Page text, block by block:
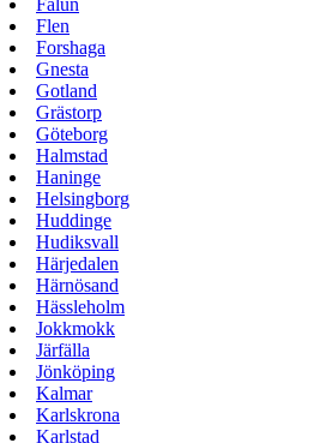
Falun
Flen
Forshaga
Gnesta
Gotland
Grästorp
Göteborg
Halmstad
Haninge
Helsingborg
Huddinge
Hudiksvall
Härjedalen
Härnösand
Hässleholm
Jokkmokk
Järfälla
Jönköping
Kalmar
Karlskrona
Karlstad